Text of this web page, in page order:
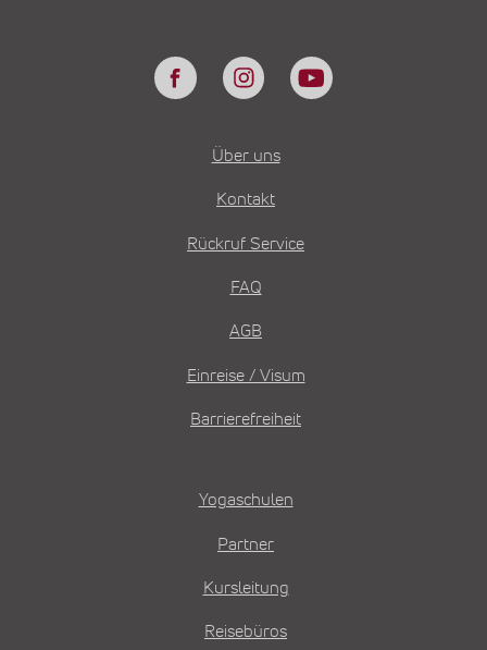
Über uns
Kontakt
Rückruf Service
FAQ
AGB
Einreise / Visum
Barrierefreiheit
Yogaschulen
Partner
Kursleitung
Reisebüros